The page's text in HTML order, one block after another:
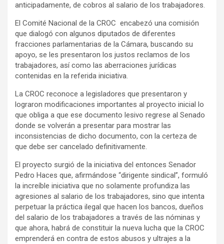
anticipadamente, de cobros al salario de los trabajadores.
El Comité Nacional de la CROC encabezó una comisión
que dialogó con algunos diputados de diferentes
fracciones parlamentarias de la Cámara, buscando su
apoyo, se les presentaron los justos reclamos de los
trabajadores, así como las aberraciones jurídicas
contenidas en la referida iniciativa.
La CROC reconoce a legisladores que presentaron y
lograron modificaciones importantes al proyecto inicial lo
que obliga a que ese documento lesivo regrese al Senado
donde se volverán a presentar para mostrar las
inconsistencias de dicho documento, con la certeza de
que debe ser cancelado definitivamente.
El proyecto surgió de la iniciativa del entonces Senador
Pedro Haces que, afirmándose “dirigente sindical”, formuló
la increíble iniciativa que no solamente profundiza las
agresiones al salario de los trabajadores, sino que intenta
perpetuar la práctica ilegal que hacen los bancos, dueños
del salario de los trabajadores a través de las nóminas y
que ahora, habrá de constituir la nueva lucha que la CROC
emprenderá en contra de estos abusos y ultrajes a la